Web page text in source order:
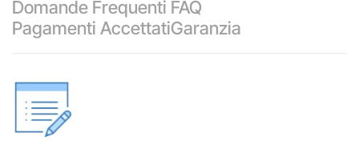
Domande Frequenti FAQ
Pagamenti AccettatiGaranzia